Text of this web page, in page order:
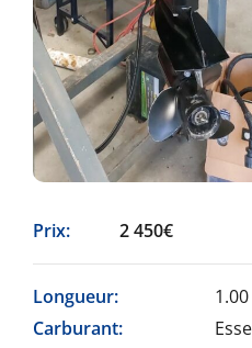
Prix: 2 450€
Longueur: 1.00
Carburant: